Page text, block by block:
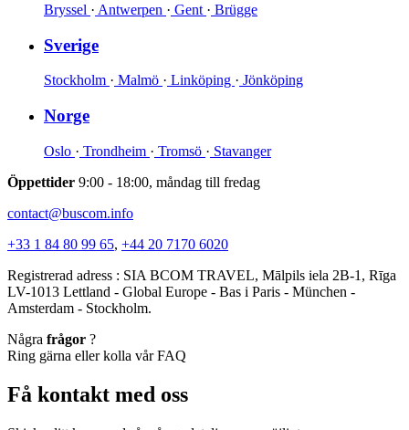
Bryssel · Antwerpen · Gent · Brügge
Sverige
Stockholm · Malmö · Linköping · Jönköping
Norge
Oslo · Trondheim · Tromsö · Stavanger
Öppettider 9:00 - 18:00, måndag till fredag
contact@buscom.info
+33 1 84 80 99 65, +44 20 7170 6020
Registrerad adress : SIA BCOM TRAVEL, Mālpils iela 2B-1, Rīga
LV-1013 Lettland - Global Europe - Bas i Paris - München -
Amsterdam - Stockholm.
Några frågor ?
Ring gärna eller kolla vår FAQ
Få kontakt med oss